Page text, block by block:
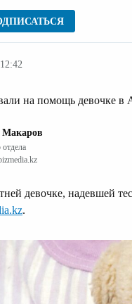
на помощь девочке в
Макаров
отдела
девочке, надевшей
.